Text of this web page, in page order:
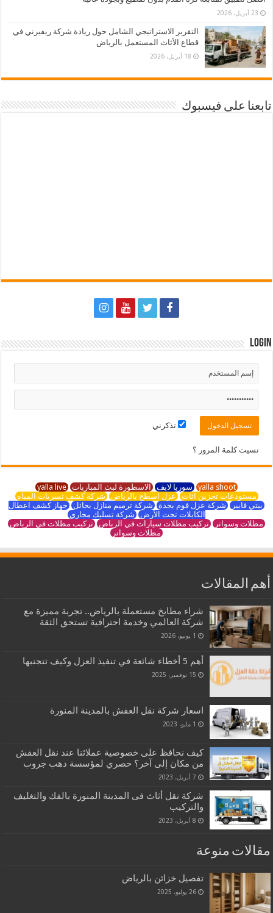
23 أبريل، 2026
التقرير الاستراتيجي الشامل حول ريادة شركة ريفيرني في
قطاع الأثاث المستعمل بالرياض
18 أبريل، 2026
تابعنا على فيسبوك
Login
تذكرني
نسيت كلمة المرور ؟
yalla shoot سوريا لايف الاسطورة لبث المباريات yalla live
مستودعات تخزين اثاث عزل اسطح بالرياض شركة كشف تسربات المياه
بيتي فايبر شركة عزل فوم بجدة شركة ترميم منازل بحائل جهاز كشف اعطال
الكابلات تحت الأرض شركة تسليك مجاري
مظلات وسواتر تركيب مظلات سيارات في الرياض تركيب مظلات في الرياض
مظلات وسواتر
أهم المقالات
شراء مطابخ مستعملة بالرياض.. تجربة مميزة مع
شركة العالمي وخدمة احترافية تستحق الثقة
1 يونيو، 2026
أهم 5 أخطاء شائعة في تنفيذ العزل وكيف تتجنبها
15 نوفمبر، 2025
اسعار شركة نقل العفش بالمدينة المنورة
1 مايو، 2023
كيف نحافظ على خصوصية عملائنا عند نقل العفش
من مكان إلى آخر؟ حصري لمؤسسة دهب جروب
7 أبريل، 2023
شركة نقل أثاث فى المدينة المنورة بالفك والتغليف
والتركيب
8 أبريل، 2023
مقالات منوعة
تفصيل خزائن بالرياض
26 يوليو، 2025